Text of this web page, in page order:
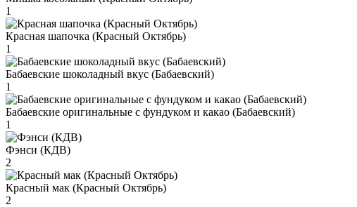
1
Красная шапочка (Красный Октябрь)
1
Бабаевские шоколадный вкус (Бабаевский)
1
Бабаевские оригинальные с фундуком и какао (Бабаевский)
1
Фэнси (КДВ)
2
Красный мак (Красный Октябрь)
2